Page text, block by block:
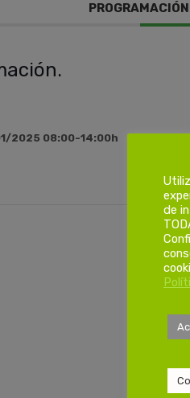
2025 08:00-14:00h
de